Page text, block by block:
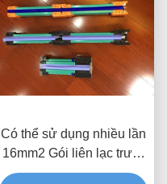
Có thể sử dụng nhiều lần
16mm2 Gói liên lạc trượt
dây đai xe buýt điện đồng